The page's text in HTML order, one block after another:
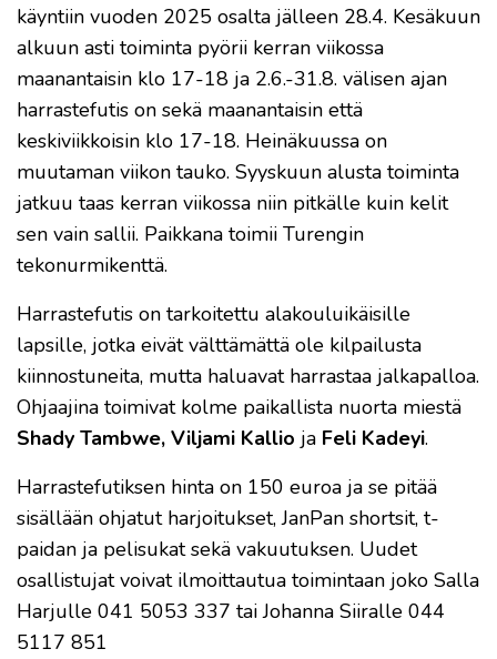
käyntiin vuoden 2025 osalta jälleen 28.4. Kesäkuun
alkuun asti toiminta pyörii kerran viikossa
maanantaisin klo 17-18 ja 2.6.-31.8. välisen ajan
harrastefutis on sekä maanantaisin että
keskiviikkoisin klo 17-18. Heinäkuussa on
muutaman viikon tauko. Syyskuun alusta toiminta
jatkuu taas kerran viikossa niin pitkälle kuin kelit
sen vain sallii. Paikkana toimii Turengin
tekonurmikenttä.
Harrastefutis on tarkoitettu alakouluikäisille
lapsille, jotka eivät välttämättä ole kilpailusta
kiinnostuneita, mutta haluavat harrastaa jalkapalloa.
Ohjaajina toimivat kolme paikallista nuorta miestä
Shady Tambwe, Viljami Kallio ja Feli Kadeyi.
Harrastefutiksen hinta on 150 euroa ja se pitää
sisällään ohjatut harjoitukset, JanPan shortsit, t-
paidan ja pelisukat sekä vakuutuksen. Uudet
osallistujat voivat ilmoittautua toimintaan joko Salla
Harjulle 041 5053 337 tai Johanna Siiralle 044
5117 851